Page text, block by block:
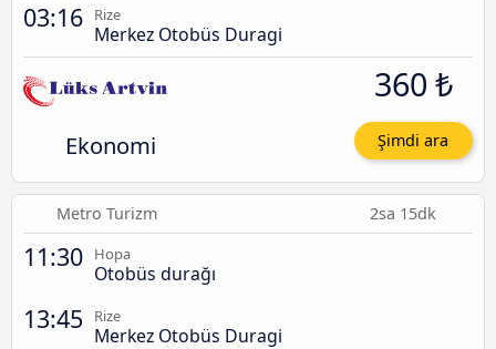
03:16 Rize
Merkez Otobüs Duragi
Ekonomi
360 ₺
Şimdi ara
Metro Turizm 2sa 15dk
11:30 Hopa
Otobüs durağı
13:45 Rize
Merkez Otobüs Duragi